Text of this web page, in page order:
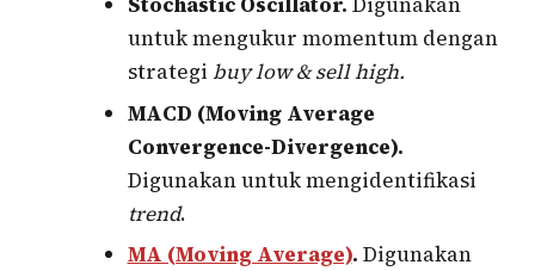
untuk mengukur momentum dengan
strategi buy low & sell high.
MACD (Moving Average
Convergence-Divergence).
Digunakan untuk mengidentifikasi
trend.
MA (Moving Average). Digunakan